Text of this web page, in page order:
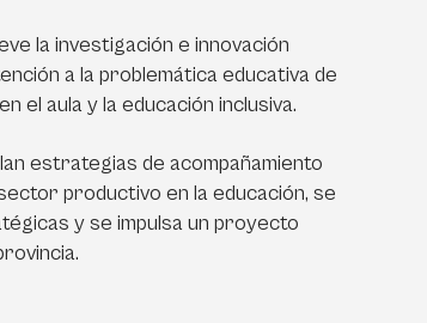
la investigación e innovación
a la problemática educativa de
el aula y la educación inclusiva.
estrategias de acompañamiento
productivo en la educación, se
y se impulsa un proyecto